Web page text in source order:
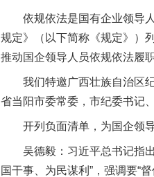
依规依法是国有企业领导人
规定》（以下简称《规定》）
推动国企领导人员依规依法履
我们特邀广西壮族自治区纪
省当阳市委常委，市纪委书记
开列负面清单，为国企领导
吴德毅：习近平总书记指出
国干事、为民谋利”，强调要“